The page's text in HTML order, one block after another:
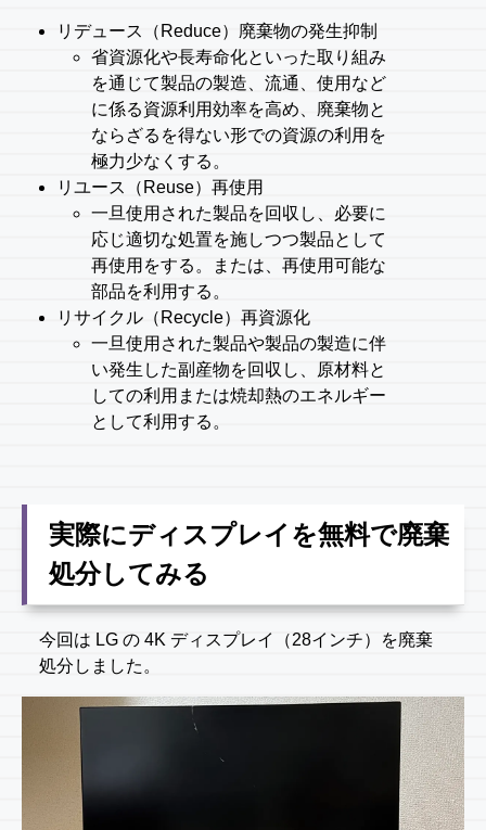
リデュース（Reduce）廃棄物の発生抑制
省資源化や長寿命化といった取り組み
を通じて製品の製造、流通、使用など
に係る資源利用効率を高め、廃棄物と
ならざるを得ない形での資源の利用を
極力少なくする。
リユース（Reuse）再使用
一旦使用された製品を回収し、必要に
応じ適切な処置を施しつつ製品として
再使用をする。または、再使用可能な
部品を利用する。
リサイクル（Recycle）再資源化
一旦使用された製品や製品の製造に伴
い発生した副産物を回収し、原材料と
しての利用または焼却熱のエネルギー
として利用する。
実際にディスプレイを無料で廃棄
処分してみる
今回は LG の 4K ディスプレイ（28インチ）を廃棄
処分しました。